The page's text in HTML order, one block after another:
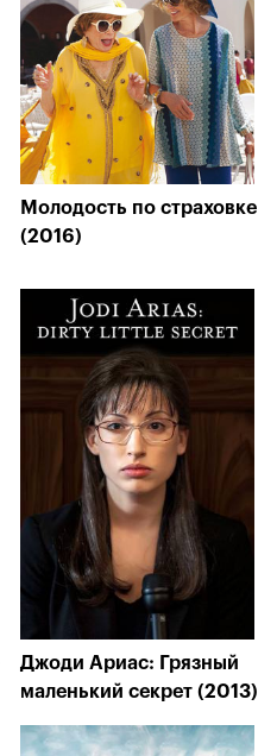
Молодость по страховке
(2016)
Джоди Ариас: Грязный
маленький секрет (2013)